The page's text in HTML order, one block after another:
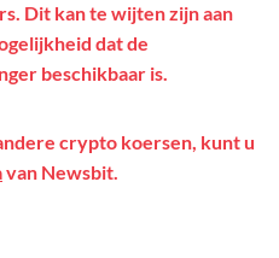
Dit kan te wijten zijn aan
dat de
beschikbaar is.
crypto koersen, kunt u
van Newsbit.